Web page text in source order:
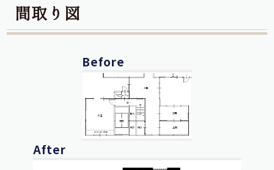
間取り図
Before
After